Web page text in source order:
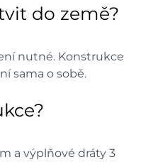
do země?
nutné. Konstrukce
sama o sobě.
a výplňové dráty 3